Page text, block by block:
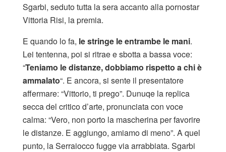
Sgarbi, seduto tutta la sera accanto alla pornostar
Vittoria Risi, la premia.
E quando lo fa, le stringe le entrambe le mani.
Lei tentenna, poi si ritrae e sbotta a bassa voce:
“Teniamo le distanze, dobbiamo rispetto a chi è
ammalato“. E ancora, si sente il presentatore
affermare: “Vittorio, ti prego”. Dunuqe la replica
secca del critico d’arte, pronunciata con voce
calma: “Vero, non porto la mascherina per favorire
le distanze. E aggiungo, amiamo di meno”. A quel
punto, la Serraiocco fugge via arrabbiata. Sgarbi